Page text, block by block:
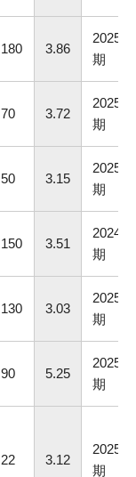
180 3.86
2025.3
期
70 3.72
2025.3
期
50 3.15
2025.3
期
150 3.51
期
130 3.03
2025.3
期
90 5.25
2025.3
期
22 3.12
2025.3
期